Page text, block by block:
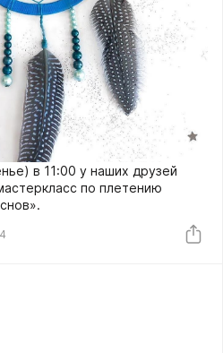
в 11:00 у наших друзей
по плетению